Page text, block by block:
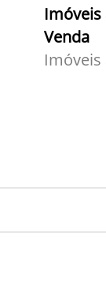
Imóveis
Venda
Imóveis